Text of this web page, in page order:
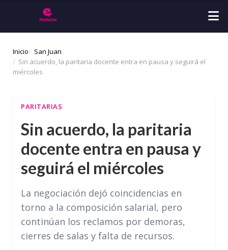
Inicio
San Juan
Sin acuerdo, la paritaria docente entra en pausa y seguirá el
miércoles
PARITARIAS
Sin acuerdo, la paritaria
docente entra en pausa y
seguirá el miércoles
La negociación dejó coincidencias en
torno a la composición salarial, pero
continúan los reclamos por demoras,
cierres de salas y falta de recursos.